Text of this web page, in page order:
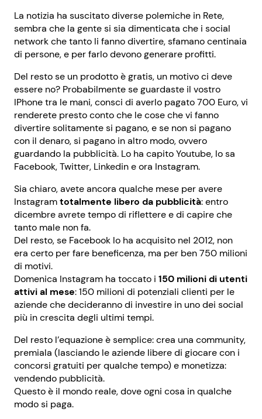
La notizia ha suscitato diverse polemiche in Rete,
sembra che la gente si sia dimenticata che i social
network che tanto li fanno divertire, sfamano centinaia
di persone, e per farlo devono generare profitti.
Del resto se un prodotto è gratis, un motivo ci deve
essere no? Probabilmente se guardaste il vostro
IPhone tra le mani, consci di averlo pagato 700 Euro, vi
renderete presto conto che le cose che vi fanno
divertire solitamente si pagano, e se non si pagano
con il denaro, si pagano in altro modo, ovvero
guardando la pubblicità. Lo ha capito Youtube, lo sa
Facebook, Twitter, Linkedin e ora Instagram.
Sia chiaro, avete ancora qualche mese per avere
Instagramtotalmente libero da pubblicità: entro
dicembre avrete tempo di riflettere e di capire che
tanto male non fa.
Del resto, se Facebook lo ha acquisito nel 2012, non
era certo per fare beneficenza, ma per ben 750 milioni
di motivi.
Domenica Instagram ha toccato i 150 milioni di utenti
attivi al mese: 150 milioni di potenziali clienti per le
aziende che decideranno di investire in uno dei social
più in crescita degli ultimi tempi.
Del resto l’equazione è semplice: crea una community,
premiala (lasciando le aziende libere di giocare con i
concorsi gratuiti per qualche tempo) e monetizza:
vendendo pubblicità.
Questo è il mondo reale, dove ogni cosa in qualche
modo si paga.